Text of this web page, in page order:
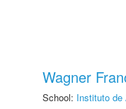
Wagner
School: Instituto de